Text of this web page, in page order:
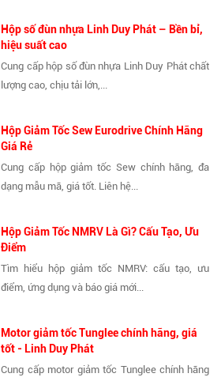
Hộp số đùn nhựa Linh Duy Phát – Bền bỉ,
hiệu suất cao
Cung cấp hộp số đùn nhựa Linh Duy Phát chất
lượng cao, chịu tải lớn,...
Hộp Giảm Tốc Sew Eurodrive Chính Hãng
Giá Rẻ
Cung cấp hộp giảm tốc Sew chính hãng, đa
dạng mẫu mã, giá tốt. Liên hệ...
Hộp Giảm Tốc NMRV Là Gì? Cấu Tạo, Ưu
Điểm
Tìm hiểu hộp giảm tốc NMRV: cấu tạo, ưu
điểm, ứng dụng và báo giá mới...
Motor giảm tốc Tunglee chính hãng, giá
tốt - Linh Duy Phát
Cung cấp motor giảm tốc Tunglee chính hãng